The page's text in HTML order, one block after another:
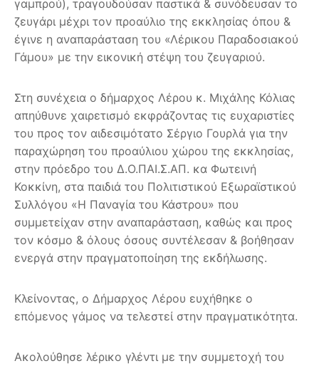
γαμπρού), τραγουδούσαν παστικά & συνόδευσαν το
ζευγάρι μέχρι τον προαύλιο της εκκλησίας όπου &
έγινε η αναπαράσταση του «Λέρικου Παραδοσιακού
Γάμου» με την εικονική στέψη του ζευγαριού.
Στη συνέχεια ο δήμαρχος Λέρου κ. Μιχάλης Κόλιας
απηύθυνε χαιρετισμό εκφράζοντας τις ευχαριστίες
του προς τον αιδεσιμότατο Σέργιο Γουρλά για την
παραχώρηση του προαύλιου χώρου της εκκλησίας,
στην πρόεδρο του Δ.Ο.ΠΑΙ.Σ.ΑΠ. κα Φωτεινή
Κοκκίνη, στα παιδιά του Πολιτιστικού Εξωραϊστικού
Συλλόγου «Η Παναγία του Κάστρου» που
συμμετείχαν στην αναπαράσταση, καθώς και προς
τον κόσμο & όλους όσους συντέλεσαν & βοήθησαν
ενεργά στην πραγματοποίηση της εκδήλωσης.
Κλείνοντας, ο Δήμαρχος Λέρου ευχήθηκε ο
επόμενος γάμος να τελεστεί στην πραγματικότητα.
Ακολούθησε λέρικο γλέντι με την συμμετοχή του